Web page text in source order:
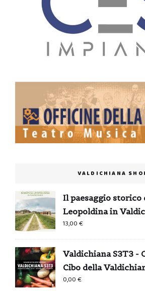
VALDICHIANA
Il paesaggio storico
Leopoldina in
13,00€
Valdichiana S3T3 -
Cibo della
0,00€